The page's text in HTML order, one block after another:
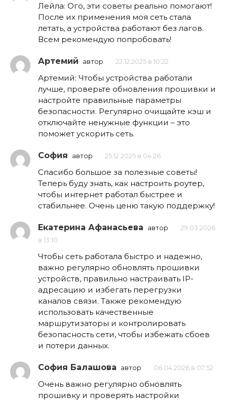
Лейла: Ого, эти советы реально помогают!
После их применения моя сеть стала
летать, а устройства работают без лагов.
Всем рекомендую попробовать!
Артемий автор 22.12.2025 в 10:22
Артемий: Чтобы устройства работали
лучше, проверьте обновления прошивки и
настройте правильные параметры
безопасности. Регулярно очищайте кэш и
отключайте ненужные функции – это
поможет ускорить сеть.
София автор 25.12.2025 в 04:26
Спасибо большое за полезные советы!
Теперь буду знать, как настроить роутер,
чтобы интернет работал быстрее и
стабильнее. Очень ценю такую поддержку!
Екатерина Афанасьева автор
29.03.2026
в 13:10
Чтобы сеть работала быстро и надежно,
важно регулярно обновлять прошивки
устройств, правильно настраивать IP-
адресацию и избегать перегрузки
каналов связи. Также рекомендую
использовать качественные
маршрутизаторы и контролировать
безопасность сети, чтобы избежать сбоев
и потери данных.
София Балашова автор 06.04.2026 в 07:52
Очень важно регулярно обновлять
прошивку и проверять настройки